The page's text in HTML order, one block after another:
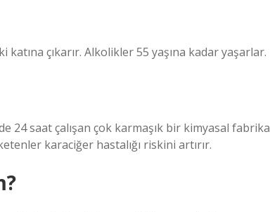
katına çıkarır. Alkolikler 55 yaşına kadar yaşarlar.
24 saat çalışan çok karmaşık bir kimyasal fabrika
karaciğer hastalığı riskini artırır.